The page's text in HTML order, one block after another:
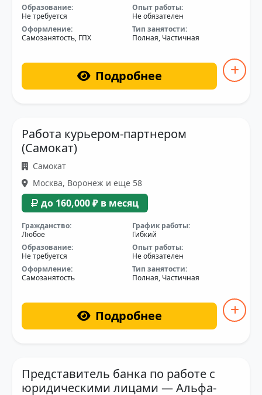
Образование:
Не требуется
Опыт работы:
Не обязателен
Оформление:
Самозанятость, ГПХ
Тип занятости:
Полная, Частичная
Подробнее
Работа курьером-партнером
(Самокат)
Самокат
Москва, Воронеж и еще 58
до 160,000 ₽ в месяц
Гражданство:
Любое
График работы:
Гибкий
Образование:
Не требуется
Опыт работы:
Не обязателен
Оформление:
Самозанятость
Тип занятости:
Полная, Частичная
Подробнее
Представитель банка по работе с
юридическими лицами — Альфа-